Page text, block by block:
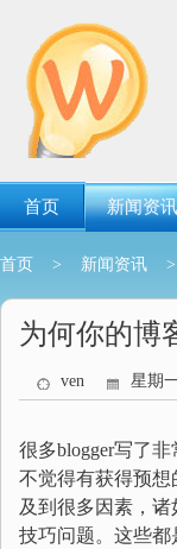
首页 新闻资讯
首页 > 新闻资讯
为何你的博
ven 星期
很多blogger写了
不觉得有获得预
及到很多因素，
技巧问题。这些都